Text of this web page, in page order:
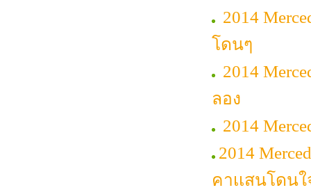
2014
โดนๆ
2014
ลอง
2014
2014
คาเเสนโดนใ